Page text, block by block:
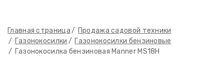
Главная страница
Продажа садовой техники
Газонокосилки
Газонокосилки бензиновые
Газонокосилка бензиновая Manner MS18H